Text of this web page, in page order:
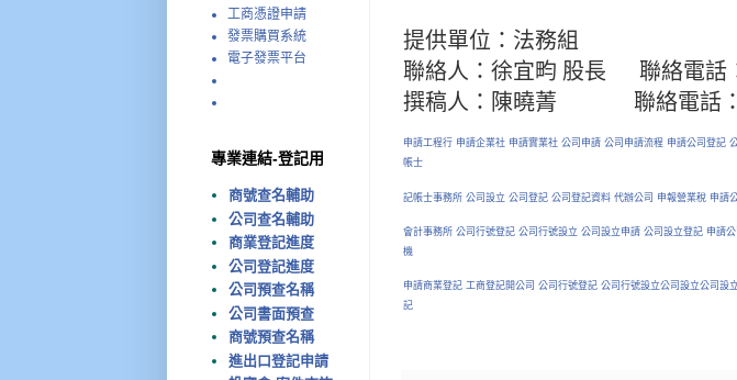
提供單位：法務組
聯絡人：徐宜畇 股長 聯絡電話
撰稿人：陳曉菁 聯絡電話：（
申請工程行 申請企業社 申請實業社 公司申請 公司申請流程 申請公司登記
帳士
記帳士事務所 公司設立 公司登記 公司登記資料 代辦公司 申報營業稅 申
會計事務所 公司行號登記 公司行號設立 公司設立申請 公司設立登記 申請
機
申請商業登記 工商登記開公司 公司行號登記 公司行號設立公司設立公司
記
工商憑證申請
發票購買系統
電子發票平台
專業連結-登記用
商號查名輔助
公司查名輔助
商業登記進度
公司登記進度
公司預查名稱
公司書面預查
商號預查名稱
進出口登記申請